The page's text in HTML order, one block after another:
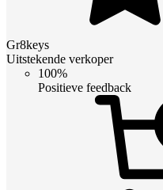
Gr8keys
Uitstekende verkoper
100%
Positieve feedback